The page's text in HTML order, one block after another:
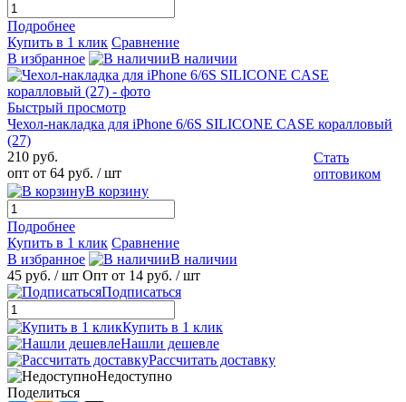
Подробнее
Купить в 1 клик Сравнение
В избранное
В наличии
Быстрый просмотр
Чехол-накладка для iPhone 6/6S SILICONE CASE коралловый
(27)
210 руб.
опт от 64 руб. / шт
Стать
оптовиком
В корзину
Подробнее
Купить в 1 клик Сравнение
В избранное
В наличии
45 руб. / шт Опт от 14 руб. / шт
Подписаться
Купить в 1 клик
Нашли дешевле
Рассчитать доставку
Недоступно
Поделиться